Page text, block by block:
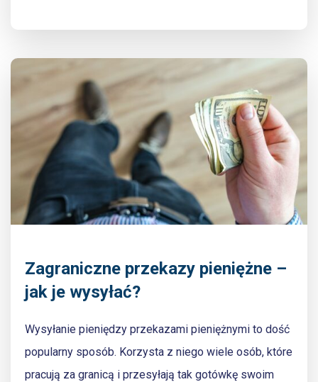
Zagraniczne przekazy pieniężne –
jak je wysyłać?
Wysyłanie pieniędzy przekazami pieniężnymi to dość
popularny sposób. Korzysta z niego wiele osób, które
pracują za granicą i przesyłają tak gotówkę swoim